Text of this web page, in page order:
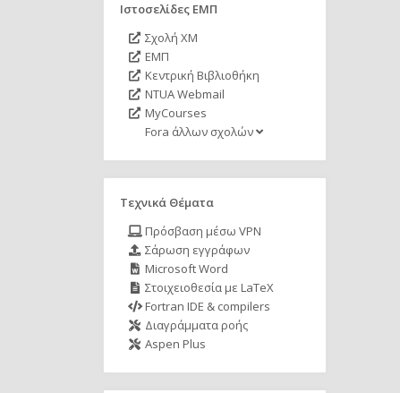
Ιστοσελίδες ΕΜΠ
Σχολή ΧΜ
ΕΜΠ
Κεντρική Βιβλιοθήκη
NTUA Webmail
MyCourses
Fora άλλων σχολών
Τεχνικά Θέματα
Πρόσβαση μέσω VPN
Σάρωση εγγράφων
Microsoft Word
Στοιχειοθεσία με LaTeX
Fortran IDE & compilers
Διαγράμματα ροής
Aspen Plus